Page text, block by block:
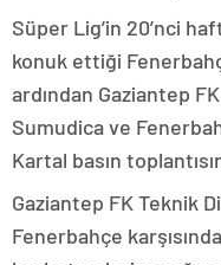
Süper Lig’in 20’nci
konuk ettiği
ardından Gaziantep
Sumudica ve
Kartal basın
Gaziantep FK Teknik
Fenerbahçe